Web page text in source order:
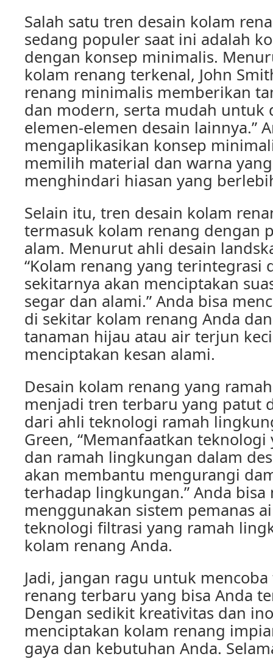
Salah satu tren desain kolam
sedang populer saat ini adalah
dengan konsep minimalis.
kolam renang terkenal, John
renang minimalis memberikan
dan modern, serta mudah untuk
elemen-elemen desain lainnya.”
mengaplikasikan konsep
memilih material dan warna
menghindari hiasan yang
Selain itu, tren desain kolam
termasuk kolam renang dengan
alam. Menurut ahli desain
“Kolam renang yang terintegrasi
sekitarnya akan menciptakan
segar dan alami.” Anda bisa
di sekitar kolam renang Anda
tanaman hijau atau air terjun
menciptakan kesan alami.
Desain kolam renang yang
menjadi tren terbaru yang patut
dari ahli teknologi ramah
Green, “Memanfaatkan
dan ramah lingkungan dalam
akan membantu mengurangi
terhadap lingkungan.” Anda bisa
menggunakan sistem pemanas
teknologi filtrasi yang ramah
kolam renang Anda.
Jadi, jangan ragu untuk
renang terbaru yang bisa Anda
Dengan sedikit kreativitas dan
menciptakan kolam renang
gaya dan kebutuhan Anda.